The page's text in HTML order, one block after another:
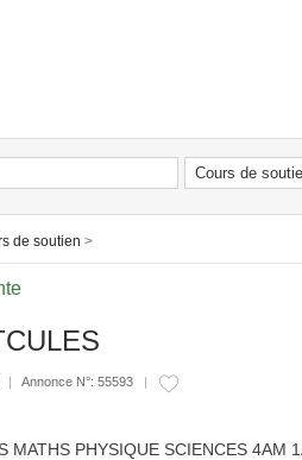
>
de soutien
Annonce N°: 55593
MATHS PHYSIQUE SCIENCES 4AM